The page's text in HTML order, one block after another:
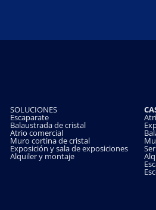
SOLUCIONES
Escaparate
Balaustrada de cristal
Atrio comercial
Muro cortina de cristal
Exposición y sala de exposiciones
Alquiler y montaje